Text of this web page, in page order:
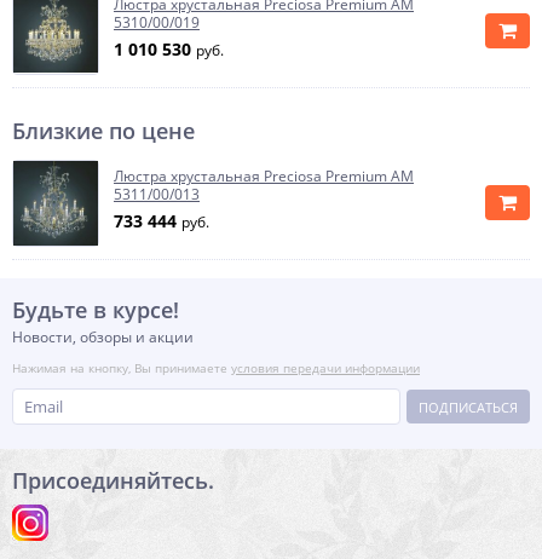
Люстра хрустальная Preciosa Premium AM
5310/00/019
1 010 530 руб.
Близкие по цене
Люстра хрустальная Preciosa Premium AM
5311/00/013
733 444 руб.
Будьте в курсе!
Новости, обзоры и акции
Нажимая на кнопку, Вы принимаете условия передачи информации
ПОДПИСАТЬСЯ
Присоединяйтесь.